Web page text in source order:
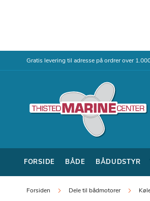
Gratis levering til adresse på ordrer over
FORSIDE BÅDE BÅDUDSTYR
Forsiden Dele til bådmotorer